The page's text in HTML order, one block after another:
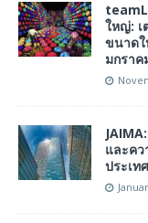
ใหญ่: เ
ขนาด
มกราค
และคว
ประเท